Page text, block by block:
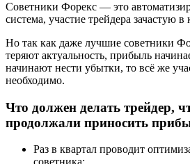
Советники Форекс — это
система, участие трейдера зачастую в
Но так как даже лучшие советники
теряют актуальность, прибыль
начинают нести убытки, то всё же
необходимо.
Что должен делать трейдер,
продолжали приносить
Раз в квартал проводит